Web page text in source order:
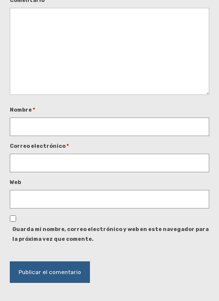
Nombre*
Correo electrónico*
Web
Guarda mi nombre, correo electrónico y web en este navegador para
la próxima vez que comente.